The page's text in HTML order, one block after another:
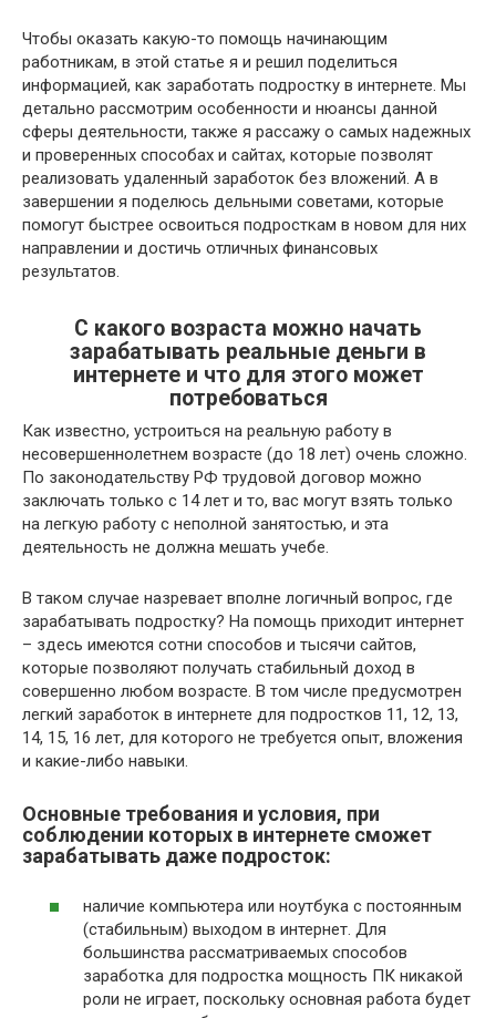
Чтобы оказать какую-то помощь начинающим
работникам, в этой статье я и решил поделиться
информацией, как заработать подростку в интернете. Мы
детально рассмотрим особенности и нюансы данной
сферы деятельности, также я рассажу о самых надежных
и проверенных способах и сайтах, которые позволят
реализовать удаленный заработок без вложений. А в
завершении я поделюсь дельными советами, которые
помогут быстрее освоиться подросткам в новом для них
направлении и достичь отличных финансовых
результатов.
С какого возраста можно начать
зарабатывать реальные деньги в
интернете и что для этого может
потребоваться
Как известно, устроиться на реальную работу в
несовершеннолетнем возрасте (до 18 лет) очень сложно.
По законодательству РФ трудовой договор можно
заключать только с 14 лет и то, вас могут взять только
на легкую работу с неполной занятостью, и эта
деятельность не должна мешать учебе.
В таком случае назревает вполне логичный вопрос, где
зарабатывать подростку? На помощь приходит интернет
– здесь имеются сотни способов и тысячи сайтов,
которые позволяют получать стабильный доход в
совершенно любом возрасте. В том числе предусмотрен
легкий заработок в интернете для подростков 11, 12, 13,
14, 15, 16 лет, для которого не требуется опыт, вложения
и какие-либо навыки.
Основные требования и условия, при
соблюдении которых в интернете сможет
зарабатывать даже подросток:
наличие компьютера или ноутбука с постоянным
(стабильным) выходом в интернет. Для
большинства рассматриваемых способов
заработка для подростка мощность ПК никакой
роли не играет, поскольку основная работа будет